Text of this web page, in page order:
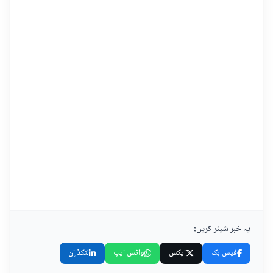
یہ خبر شیئر کریں:
فیس بک ایکس واٹس ایپ لنکڈ اِن